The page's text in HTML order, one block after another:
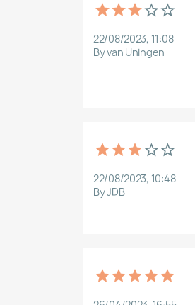
22/08/2023, 11:08
By van Uningen
22/08/2023, 10:48
By JDB